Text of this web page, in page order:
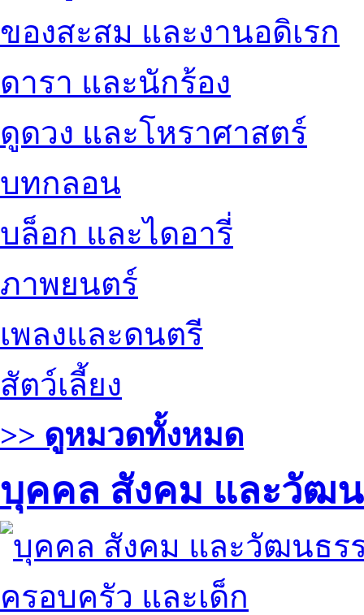
ของสะสม และงานอดิเรก
ดารา และนักร้อง
ดูดวง และโหราศาสตร์
บทกลอน
บล็อก และไดอารี่
ภาพยนตร์
เพลงและดนตรี
สัตว์เลี้ยง
>> ดูหมวดทั้งหมด
บุคคล สังคม และวัฒ
ครอบครัว และเด็ก